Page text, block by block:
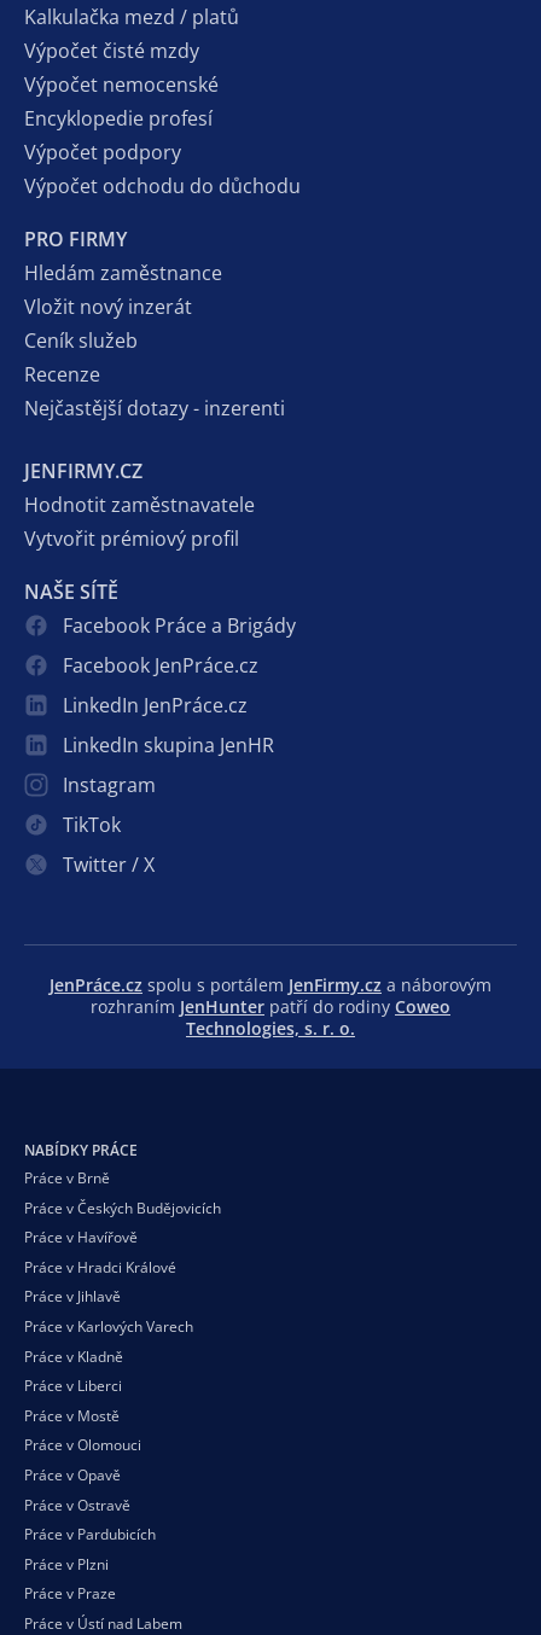
Kalkulačka mezd / platů
Výpočet čisté mzdy
Výpočet nemocenské
Encyklopedie profesí
Výpočet podpory
Výpočet odchodu do důchodu
PRO FIRMY
Hledám zaměstnance
Vložit nový inzerát
Ceník služeb
Recenze
Nejčastější dotazy - inzerenti
JENFIRMY.CZ
Hodnotit zaměstnavatele
Vytvořit prémiový profil
NAŠE SÍTĚ
Facebook Práce a Brigády
Facebook JenPráce.cz
LinkedIn JenPráce.cz
LinkedIn skupina JenHR
Instagram
TikTok
Twitter / X
JenPráce.cz spolu s portálem JenFirmy.cz a náborovým
rozhraním JenHunter patří do rodiny Coweo
Technologies, s. r. o.
NABÍDKY PRÁCE
Práce v Brně
Práce v Českých Budějovicích
Práce v Havířově
Práce v Hradci Králové
Práce v Jihlavě
Práce v Karlových Varech
Práce v Kladně
Práce v Liberci
Práce v Mostě
Práce v Olomouci
Práce v Opavě
Práce v Ostravě
Práce v Pardubicích
Práce v Plzni
Práce v Praze
Práce v Ústí nad Labem